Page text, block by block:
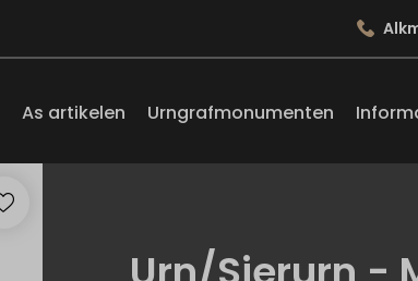
As artikelen Urngrafmonumenten